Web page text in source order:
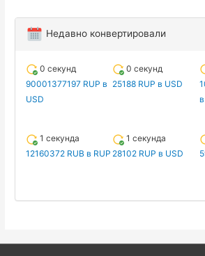
Недавно конвертировали
0 секунд
90001377197 RUP в
USD
0 секунд
25188 RUP в USD
1 секунда
12160372 RUB в RUP
1 секунда
28102 RUP в USD